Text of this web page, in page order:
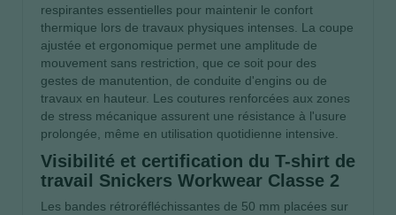
respirantes essentielles pour maintenir le confort
thermique lors de travaux physiques intenses. La coupe
ajustée et ergonomique permet une amplitude de
mouvement sans restriction, que ce soit pour des
gestes de manutention, de conduite d'engins ou de
travaux en hauteur. Les coutures renforcées aux zones
de stress mécanique assurent une résistance à l'usure
prolongée, même en utilisation quotidienne intensive.
Visibilité et certification du T-shirt de
travail Snickers Workwear Classe 2
Les bandes rétroréfléchissantes de 50 mm placées sur